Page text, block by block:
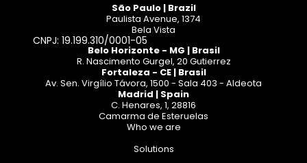
São Paulo | Brazil
Paulista Avenue, 1374
Bela Vista
CNPJ: 19.199.310/0001-05
Belo Horizonte - MG | Brasil
R. Nascimento Gurgel, 20 Gutierrez
Fortaleza - CE | Brasil
Av. Sen. Virgílio Távora, 1500 - Sala 403 - Aldeota
Madrid | Spain
C. Henares, 1, 28816
Camarma de Esteruelas
Who we are
Solutions